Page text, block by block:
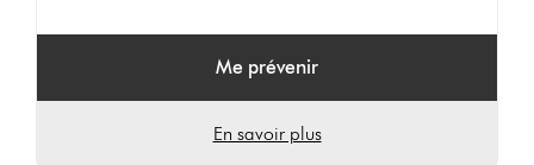
Me prévenir
En savoir plus